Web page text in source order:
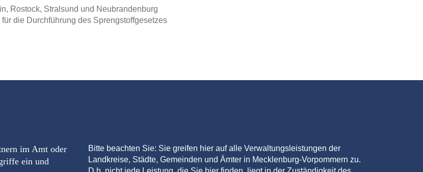
Rostock, Stralsund und Neubrandenburg
die Durchführung des Sprengstoffgesetzes
im Amt oder
ein und
Bitte beachten Sie: Sie greifen hier auf alle Verwaltungsleistungen der
Landkreise, Städte, Gemeinden und Ämter in Mecklenburg-Vorpommern zu.